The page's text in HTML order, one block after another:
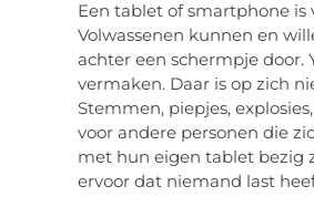
Een tablet of smartphone
Volwassenen kunnen en
achter een schermpje door.
vermaken. Daar is op zich
Stemmen, piepjes,
voor andere personen die
met hun eigen tablet bezig
ervoor dat niemand last